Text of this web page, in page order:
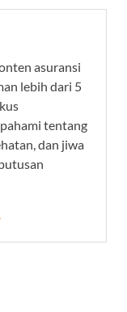
asuransi
lebih dari 5
tentang
dan jiwa